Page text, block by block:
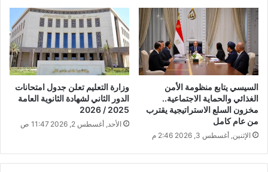
السيسي يتابع منظومة الأمن
الغذائي والحماية الاجتماعية..
مخزون السلع الاستراتيجية يقترب
من عام كامل
الإثنين, أغسطس 3, 2026 2:46 م
وزارة التعليم تعلن جدول امتحانات
الدور الثاني لشهادة الثانوية العامة
2025 / 2026
الأحد, أغسطس 2, 2026 11:47 ص